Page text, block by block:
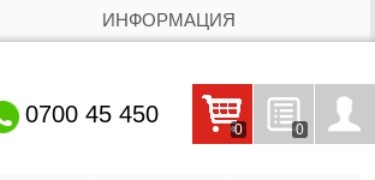
ИНФОРМАЦИЯ
0
0
Кошницата е празна
0700 45 450